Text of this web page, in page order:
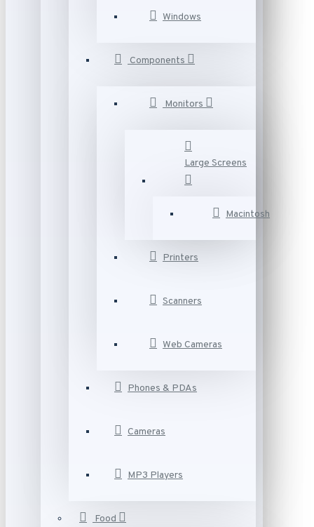
Windows
Components
Monitors
Large Screens
Macintosh
Printers
Scanners
Web Cameras
Phones & PDAs
Cameras
MP3 Players
Food